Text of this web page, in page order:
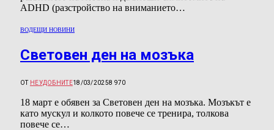
ADHD (разстройство на вниманието…
ВОДЕЩИ НОВИНИ
Световен ден на мозъка
ОТ НЕУДОБНИТЕ18/03/20258 970
18 март е обявен за Световен ден на мозъка. Мозъкът е
като мускул и колкото повече се тренира, толкова
повече се…